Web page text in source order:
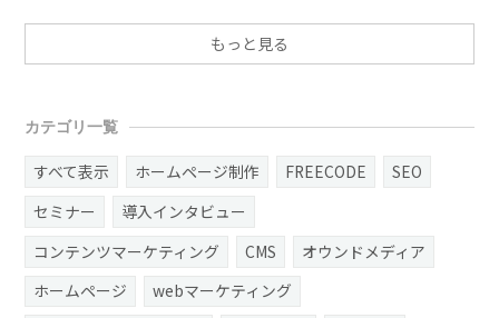
もっと見る
カテゴリ一覧
すべて表示 ホームページ制作 FREECODE
SEO
セミナー
導入インタビュー
コンテンツマーケティング
CMS
オウンドメディア
ホームページ
webマーケティング